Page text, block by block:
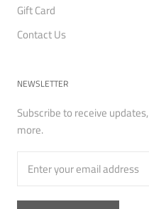
Gift Card
Contact Us
NEWSLETTER
Subscribe to receive
more.